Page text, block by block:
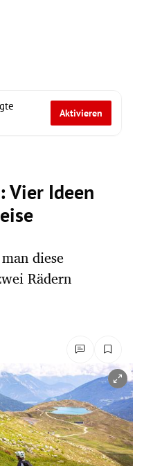
Aktivieren
Vier Ideen
diese
Rädern